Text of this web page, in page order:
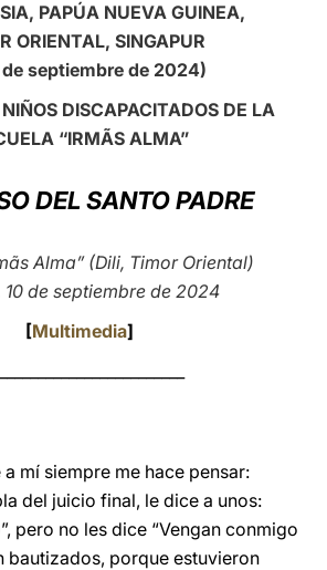
العربيّة
中文
LATINE
PAPÚA NUEVA GUINEA,
ORIENTAL, SINGAPUR
septiembre de 2024)
DISCAPACITADOS DE LA
“IRMÃS ALMA”
DEL SANTO PADRE
Alma” (Dili, Timor Oriental)
10 de septiembre de 2024
[Multimedia]
mí siempre me hace pensar:
del juicio final, le dice a unos:
pero no les dice “Vengan conmigo
bautizados, porque estuvieron